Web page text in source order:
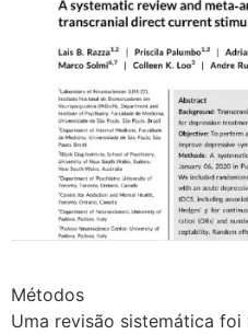
Métodos
Uma revisão sistemática